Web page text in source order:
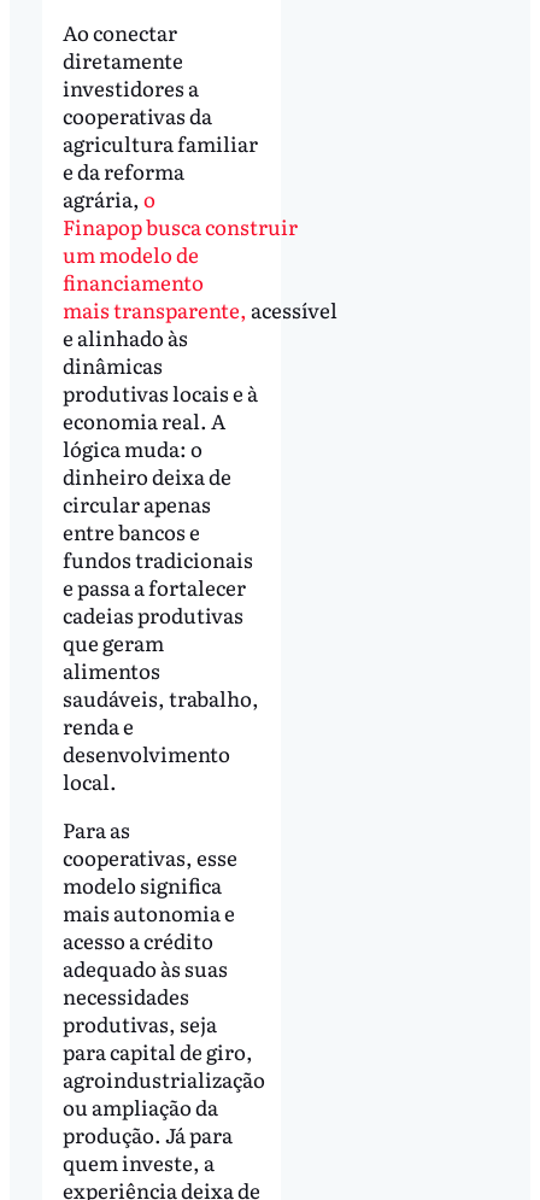
Ao conectar
diretamente
investidores a
cooperativas da
agricultura familiar
e da reforma
agrária, o
Finapop busca construir
um modelo de
financiamento
mais transparente, acessível
e alinhado às
dinâmicas
produtivas locais e à
economia real. A
lógica muda: o
dinheiro deixa de
circular apenas
entre bancos e
fundos tradicionais
e passa a fortalecer
cadeias produtivas
que geram
alimentos
saudáveis, trabalho,
renda e
desenvolvimento
local.
Para as
cooperativas, esse
modelo significa
mais autonomia e
acesso a crédito
adequado às suas
necessidades
produtivas, seja
para capital de giro,
agroindustrialização
ou ampliação da
produção. Já para
quem investe, a
experiência deixa de